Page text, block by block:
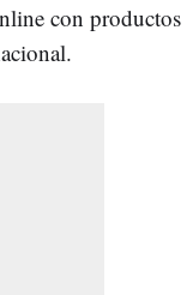
con productos